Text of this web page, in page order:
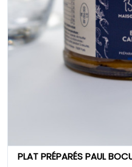
PLAT PRÉPARÉS PAUL